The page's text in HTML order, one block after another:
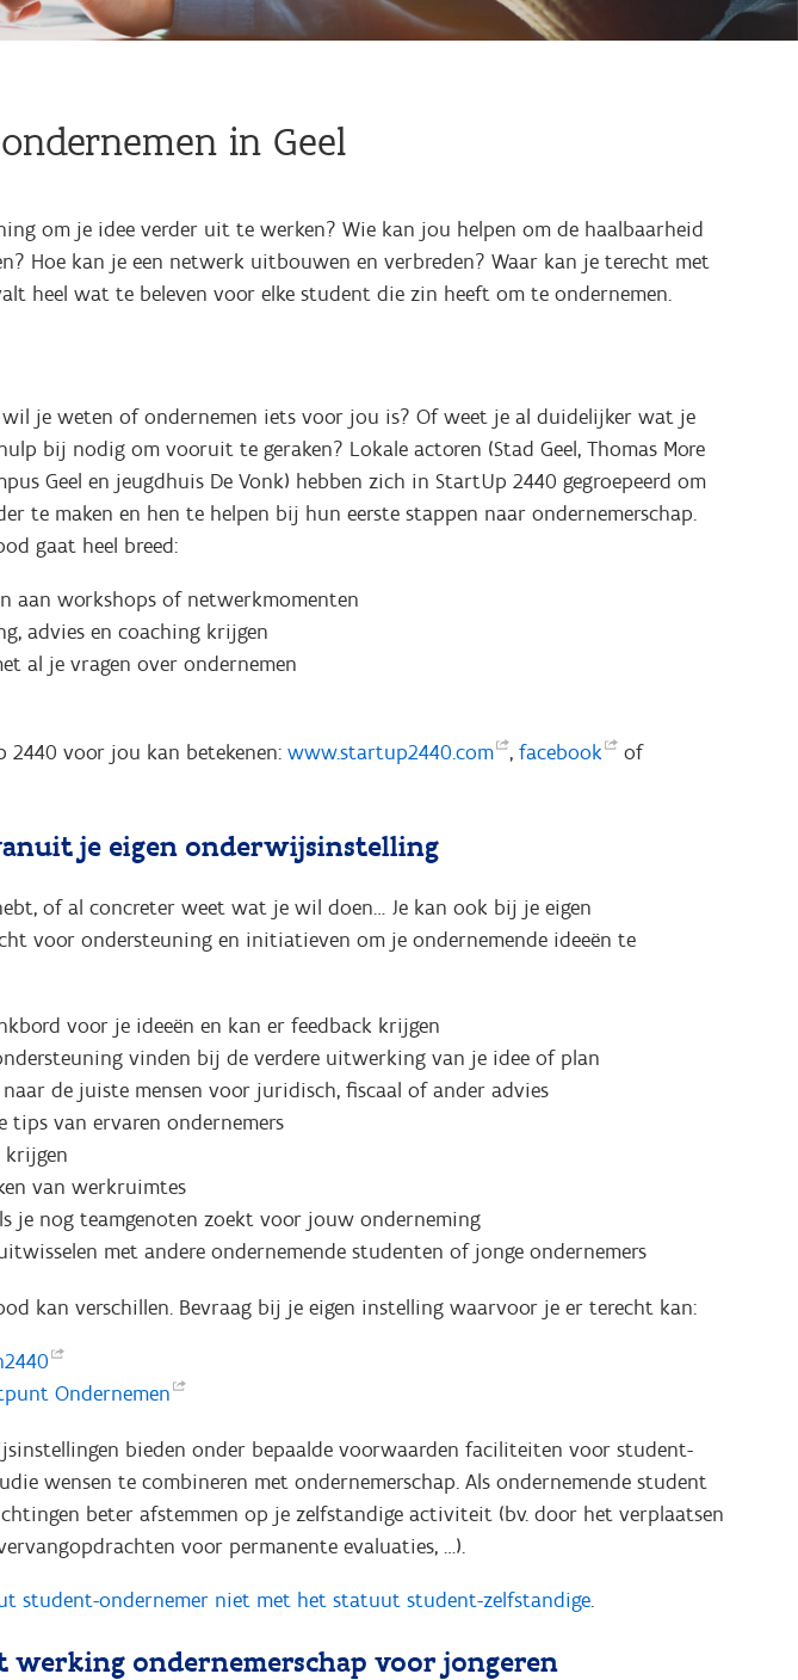
in Geel
om je idee verder uit te werken? Wie kan jou helpen om de haalbaarheid
Hoe kan je een netwerk uitbouwen en verbreden? Waar kan je terecht met
heel wat te beleven voor elke student die zin heeft om te ondernemen.
wil je weten of ondernemen iets voor jou is? Of weet je al duidelijker wat je
bij nodig om vooruit te geraken? Lokale actoren (Stad Geel, Thomas More
Geel en jeugdhuis De Vonk) hebben zich in StartUp 2440 gegroepeerd om
te maken en hen te helpen bij hun eerste stappen naar ondernemerschap.
gaat heel breed:
aan workshops of netwerkmomenten
advies en coaching krijgen
al je vragen over ondernemen
voor jou kan betekenen: www.startup2440.com , facebook of
je eigen onderwijsinstelling
of al concreter weet wat je wil doen… Je kan ook bij je eigen
voor ondersteuning en initiatieven om je ondernemende ideeën te
voor je ideeën en kan er feedback krijgen
vinden bij de verdere uitwerking van je idee of plan
de juiste mensen voor juridisch, fiscaal of ander advies
tips van ervaren ondernemers
krijgen
van werkruimtes
je nog teamgenoten zoekt voor jouw onderneming
met andere ondernemende studenten of jonge ondernemers
kan verschillen. Bevraag bij je eigen instelling waarvoor je er terecht kan:
Ondernemen
bieden onder bepaalde voorwaarden faciliteiten voor student-
wensen te combineren met ondernemerschap. Als ondernemende student
beter afstemmen op je zelfstandige activiteit (bv. door het verplaatsen
voor permanente evaluaties, …).
student-ondernemer niet met het statuut student-zelfstandige.
werking ondernemerschap voor jongeren